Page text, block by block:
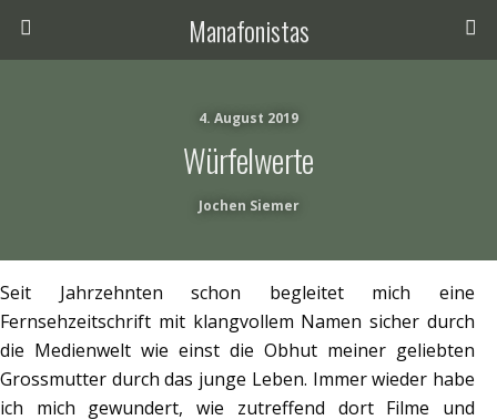
Manafonistas
4. August 2019
Würfelwerte
Jochen Siemer
Seit Jahrzehnten schon begleitet mich eine
Fernsehzeitschrift mit klangvollem Namen sicher durch
die Medienwelt wie einst die Obhut meiner geliebten
Grossmutter durch das junge Leben. Immer wieder habe
ich mich gewundert, wie zutreffend dort Filme und